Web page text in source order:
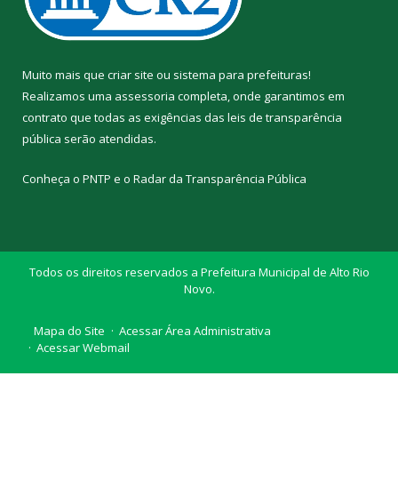
Muito mais que criar site ou sistema para prefeituras!
Realizamos uma assessoria completa, onde garantimos em
contrato que todas as exigências das leis de transparência
pública serão atendidas.
Conheça o PNTP e o Radar da Transparência Pública
Todos os direitos reservados a Prefeitura Municipal de Alto Rio
Novo.
Mapa do Site
Acessar Área Administrativa
Acessar Webmail